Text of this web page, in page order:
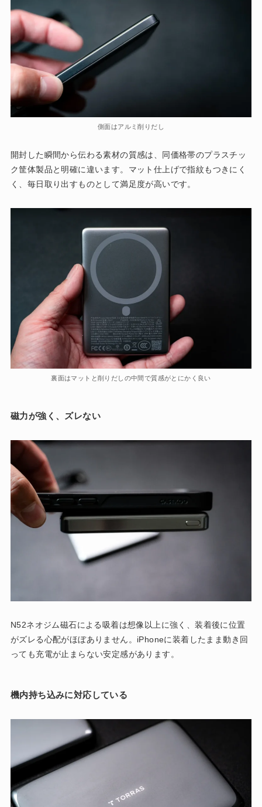
側面はアルミ削りだし
開封した瞬間から伝わる素材の質感は、同価格帯のプラスチッ
ク筐体製品と明確に違います。マット仕上げで指紋もつきにく
く、毎日取り出すものとして満足度が高いです。
裏面はマットと削りだしの中間で質感がとにかく良い
磁力が強く、ズレない
N52ネオジム磁石による吸着は想像以上に強く、装着後に位置
がズレる心配がほぼありません。iPhoneに装着したまま動き回
っても充電が止まらない安定感があります。
機内持ち込みに対応している